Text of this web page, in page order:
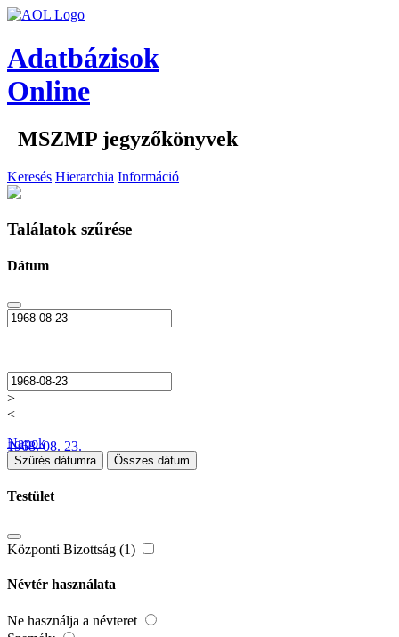
Adatbázisok
Online
MSZMP jegyzőkönyvek
Keresés Hierarchia Információ
Találatok szűrése
Dátum
—
>
<
1968. 08. 23.
Napok
Szűrés dátumra Összes dátum
Testület
Központi Bizottság (1)
Névtér használata
Ne használja a névteret